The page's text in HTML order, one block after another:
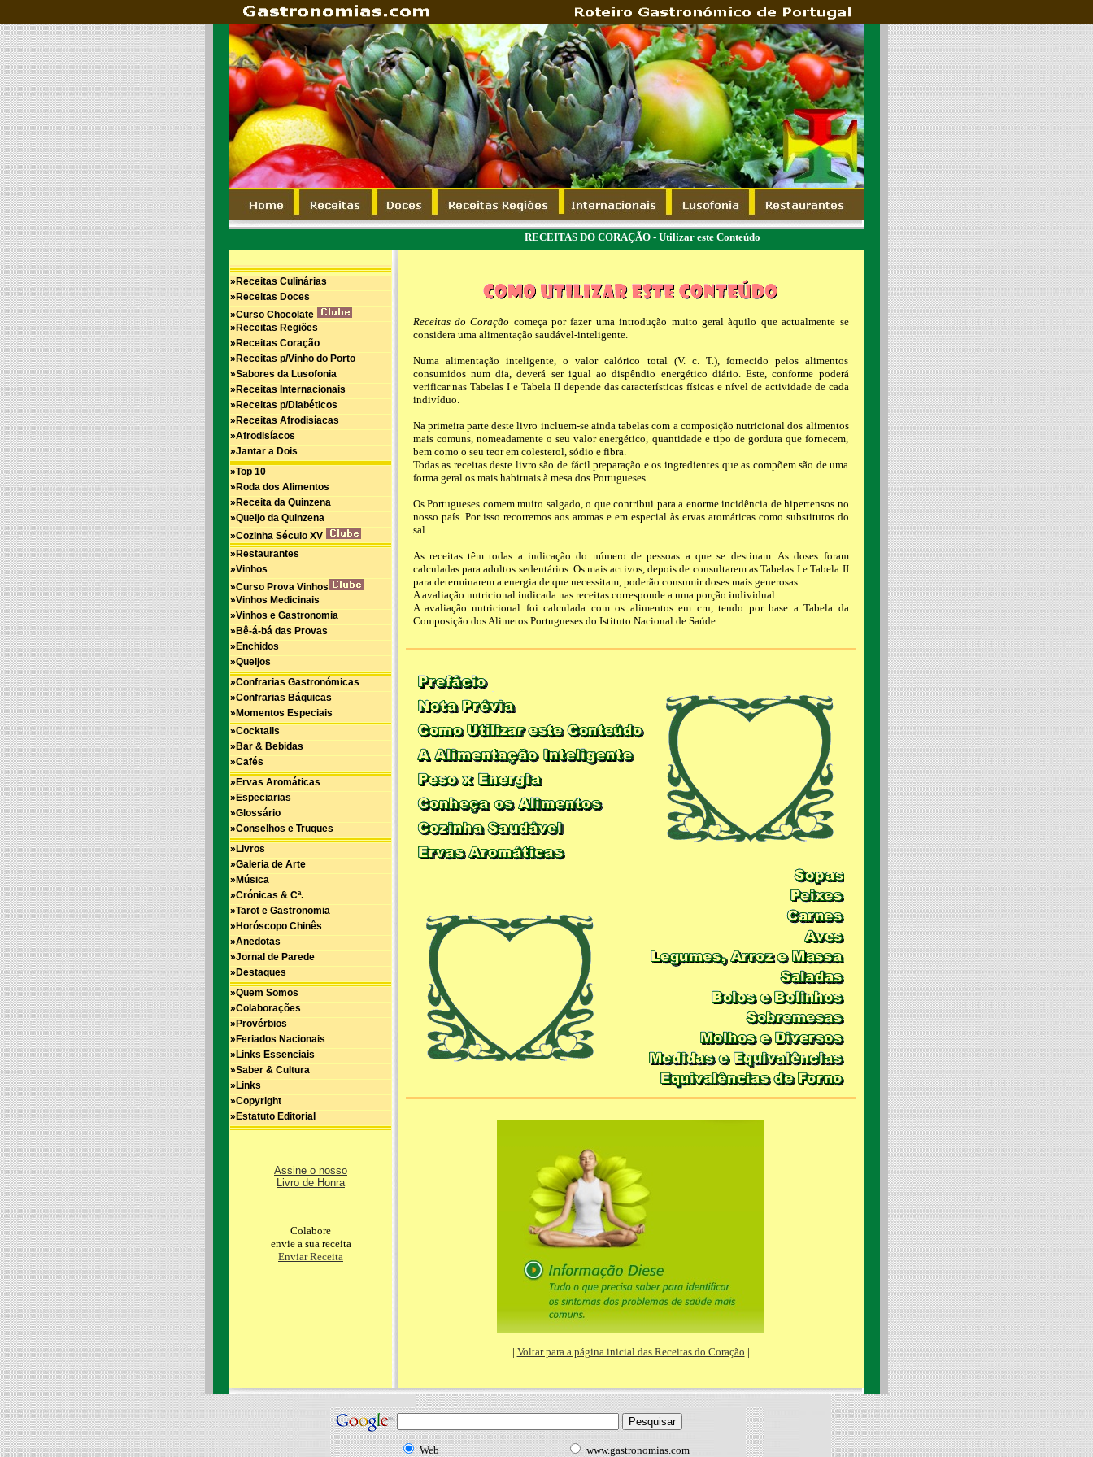
RECEITAS DO CORAÇÃO - Utilizar este Conteúdo
»Receitas Culinárias
»Receitas Doces
»Curso Chocolate
»Receitas Regiões
»Receitas Coração
»Receitas p/Vinho do Porto
»Sabores da Lusofonia
»Receitas Internacionais
»Receitas p/Diabéticos
»Receitas Afrodisíacas
»Afrodisíacos
»Jantar a Dois
»Top 10
»Roda dos Alimentos
»Receita da Quinzena
»Queijo da Quinzena
»Cozinha Século XV
»Restaurantes
»Vinhos
»Curso Prova Vinhos
»Vinhos Medicinais
»Vinhos e Gastronomia
»Bê-á-bá das Provas
»Enchidos
»Queijos
»Confrarias Gastronómicas
»Confrarias Báquicas
»Momentos Especiais
»Cocktails
»Bar & Bebidas
»Cafés
»Ervas Aromáticas
»Especiarias
»Glossário
»Conselhos e Truques
»Livros
»Galeria de Arte
»Música
»Crónicas & Cª.
»Tarot e Gastronomia
»Horóscopo Chinês
»Anedotas
»Jornal de Parede
»Destaques
»Quem Somos
»Colaborações
»Provérbios
»Feriados Nacionais
»Links Essenciais
»Saber & Cultura
»Links
»Copyright
»Estatuto Editorial
Assine o nosso
Livro de Honra
Colabore
envie a sua receita
Enviar Receita
Receitas do Coração começa por fazer uma introdução muito geral àquilo que actualmente se
considera uma alimentação saudável-inteligente.
Numa alimentação inteligente, o valor calórico total (V. c. T.), fornecido pelos alimentos
consumidos num dia, deverá ser igual ao dispêndio energético diário. Este, conforme poderá
verificar nas Tabelas I e Tabela II depende das características físicas e nível de actividade de cada
indivíduo.
Na primeira parte deste livro incluem-se ainda tabelas com a composição nutricional dos alimentos
mais comuns, nomeadamente o seu valor energético, quantidade e tipo de gordura que fornecem,
bem como o seu teor em colesterol, sódio e fibra.
Todas as receitas deste livro são de fácil preparação e os ingredientes que as compõem são de uma
forma geral os mais habituais à mesa dos Portugueses.
Os Portugueses comem muito salgado, o que contribui para a enorme incidência de hipertensos no
nosso país. Por isso recorremos aos aromas e em especial às ervas aromáticas como substitutos do
sal.
As receitas têm todas a indicação do número de pessoas a que se destinam. As doses foram
calculadas para adultos sedentários. Os mais activos, depois de consultarem as Tabelas I e Tabela II
para determinarem a energia de que necessitam, poderão consumir doses mais generosas.
A avaliação nutricional indicada nas receitas corresponde a uma porção individual.
A avaliação nutricional foi calculada com os alimentos em cru, tendo por base a Tabela da
Composição dos Alimetos Portugueses do Istituto Nacional de Saúde.
| Voltar para a página inicial das Receitas do Coração |
Web www.gastronomias.com